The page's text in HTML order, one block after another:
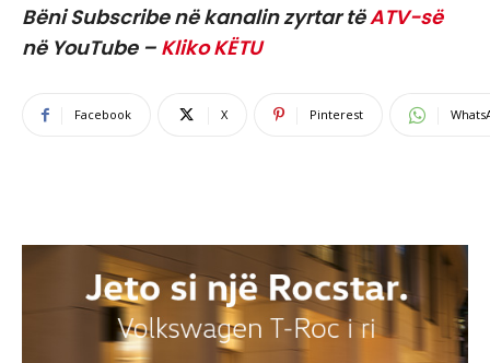
Bëni Subscribe në kanalin zyrtar tëATV-së
në YouTube – Kliko KËTU
Facebook X Pinterest